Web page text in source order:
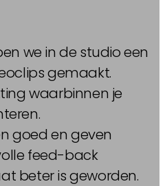
we in de studio een
gemaakt.
waarbinnen je
goed en geven
feed-back
beter is geworden.